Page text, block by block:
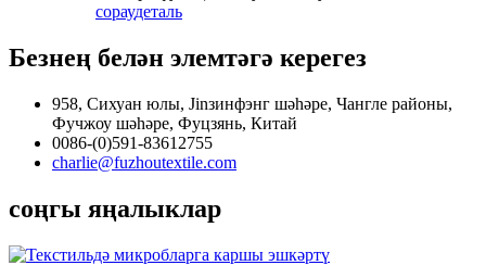
сораудеталь
Безнең белән элемтәгә керегез
958, Сихуан юлы, Jinзинфэнг шәһәре, Чангле районы,
Фучжоу шәһәре, Фуцзянь, Китай
0086-(0)591-83612755
charlie@fuzhoutextile.com
соңгы яңалыклар